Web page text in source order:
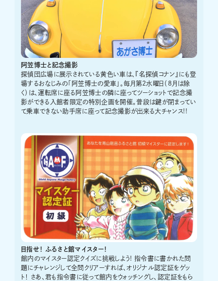
阿笠博士と記念撮影
探偵団広場に展示されている黄色い車は、『名探偵コナン』にも登
場するおなじみの「阿笠博士の愛車」。毎月第2水曜日（8月は除
く）は、運転席に座る阿笠博士の隣に座ってツーショットで記念撮
影ができる入館者限定の特別企画を開催。普段は鍵が閉まってい
て乗車できない助手席に座って記念撮影が出来る大チャンス!!
目指せ！ ふるさと館マイスター！
館内のマイスター認定クイズに挑戦しよう! 指令書に書かれた問
題にチャレンジして全問クリアーすれば、オリジナル認定証をゲッ
ト！ さあ、君も指令書に従って館内をウォッチングし、認定証をもら